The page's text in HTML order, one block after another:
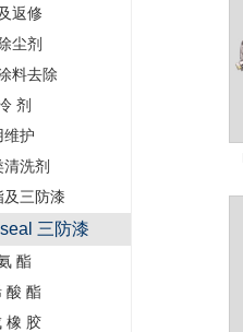
返修
尘剂
料去除
剂
维护
洗剂
三防漆
三防漆
酯
酸 酯
橡 胶